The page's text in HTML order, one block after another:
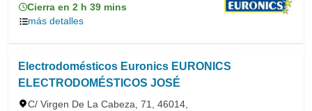
Cierra en 2 h 39 mins
más detalles
Electrodomésticos Euronics EURONICS
ELECTRODOMÉSTICOS JOSÉ
C/ Virgen De La Cabeza, 71, 46014,